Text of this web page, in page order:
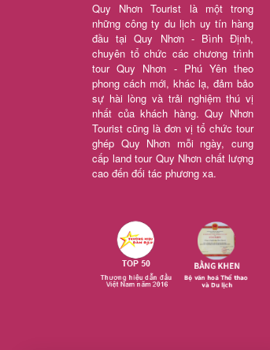
Quy Nhơn Tourist là một trong
những công ty du lịch uy tín hàng
đầu tại Quy Nhơn - Bình Định,
chuyên tổ chức các chương trình
tour Quy Nhơn - Phú Yên theo
phong cách mới, khác lạ, đảm bảo
sự hài lòng và trải nghiệm thú vị
nhất của khách hàng. Quy Nhơn
Tourist cũng là đơn vị tổ chức tour
ghép Quy Nhơn mỗi ngày, cung
cấp land tour Quy Nhơn chất lượng
cao đến đối tác phương xa.